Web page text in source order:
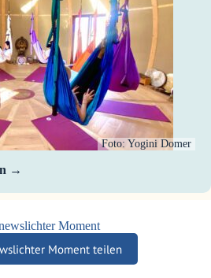
Foto: Yogini Domer
Moment
Moment teilen